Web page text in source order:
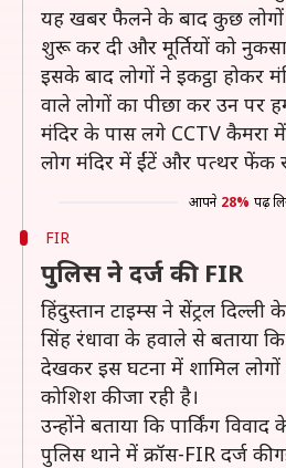
यह खबर फैलने के बाद कुछ लोगों
शुरू कर दी और मूर्तियों को
इसके बाद लोगों ने इकट्ठा होकर
वाले लोगों का पीछा कर उन पर
मंदिर के पास लगे CCTV कैमरा
लोग मंदिर में ईंटें और पत्थर फेंक
आपने 28% पढ़
FIR
पुलिस ने दर्ज की FIR
हिंदुस्तान टाइम्स ने सेंट्रल दिल्ली
सिंह रंधावा के हवाले से बताया
देखकर इस घटना में शामिल लोगों
कोशिश की जा रही है।
उन्होंने बताया कि पार्किंग
पुलिस थाने में क्रॉस-FIR दर्ज की